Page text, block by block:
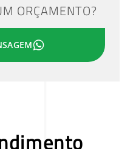
ORÇAMENTO?